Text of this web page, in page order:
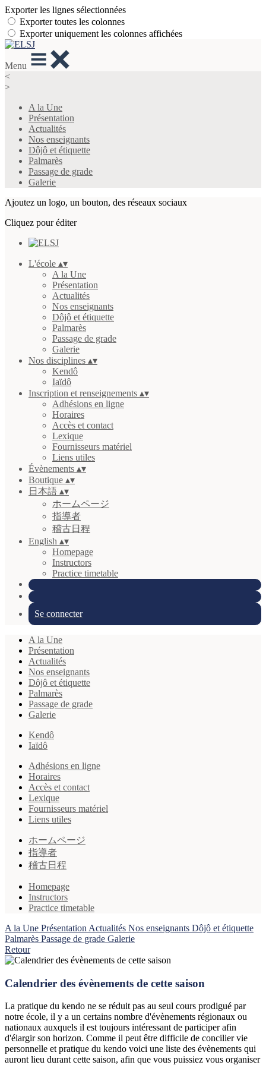
Exporter les lignes sélectionnées
Exporter toutes les colonnes
Exporter uniquement les colonnes affichées
Menu
<
>
A la Une
Présentation
Actualités
Nos enseignants
Dôjô et étiquette
Palmarès
Passage de grade
Galerie
Ajoutez un logo, un bouton, des réseaux sociaux
Cliquez pour éditer
L'école ▴▾
A la Une
Présentation
Actualités
Nos enseignants
Dôjô et étiquette
Palmarès
Passage de grade
Galerie
Nos disciplines ▴▾
Kendô
Iaïdô
Inscription et renseignements ▴▾
Adhésions en ligne
Horaires
Accès et contact
Lexique
Fournisseurs matériel
Liens utiles
Évènements ▴▾
Boutique ▴▾
日本語 ▴▾
ホームページ
指導者
稽古日程
English ▴▾
Homepage
Instructors
Practice timetable
Se connecter
A la Une
Présentation
Actualités
Nos enseignants
Dôjô et étiquette
Palmarès
Passage de grade
Galerie
Kendô
Iaïdô
Adhésions en ligne
Horaires
Accès et contact
Lexique
Fournisseurs matériel
Liens utiles
ホームページ
指導者
稽古日程
Homepage
Instructors
Practice timetable
A la Une Présentation Actualités Nos enseignants Dôjô et étiquette
Palmarès Passage de grade Galerie
Retour
Calendrier des évènements de cette saison
La pratique du kendo ne se réduit pas au seul cours prodigué par
notre école, il y a un certains nombre d'évènements régionaux ou
nationaux auxquels il est toujours intéressant de participer afin
d'élargir son horizon. Comme il peut être difficile de concilier vie
personnelle et pratique du kendo voici une liste des évènements qui
auront lieu durant cette saison, afin que vous puissiez vous organiser